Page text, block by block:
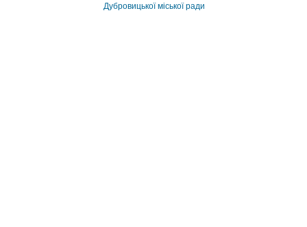
Дубровицької міської ради